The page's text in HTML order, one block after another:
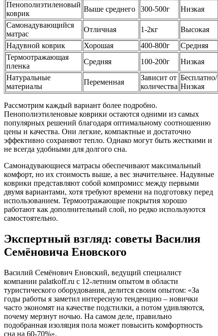
Пенополиэтиленовый
коврик
Выше среднего 300-500г
Низкая
Самонадувающийся
матрас
Отличная 1-2кг
Высокая
Надувной коврик
Хорошая 400-800г
Средняя
Термоотражающая
пленка
Средняя 100-200г
Низкая
Натуральные
материалы
Переменная
Зависит от
количества
Бесплатно/
Низкая
Рассмотрим каждый вариант более подробно.
Пенополиэтиленовые коврики остаются одними из самых
популярных решений благодаря оптимальному соотношению
цены и качества. Они легкие, компактные и достаточно
эффективно сохраняют тепло. Однако могут быть жесткими и
не всегда удобными для долгого сна.
Самонадувающиеся матрасы обеспечивают максимальный
комфорт, но их стоимость выше, а вес значительнее. Надувные
коврики представляют собой компромисс между первыми
двумя вариантами, хотя требуют времени на подготовку перед
использованием. Термоотражающие покрытия хорошо
работают как дополнительный слой, но редко используются
самостоятельно.
Экспертный взгляд: советы Василия
Семёновича Еновского
Василий Семёнович Еновский, ведущий специалист
компании palatkoff.ru с 12-летним опытом в области
туристического оборудования, делится своим опытом: «За
годы работы я заметил интересную тенденцию – новички
часто экономят на качестве подстилки, а потом удивляются,
почему мерзнут ночью. На самом деле, правильно
подобранная изоляция пола может повысить комфортность
сна на 60-70%».